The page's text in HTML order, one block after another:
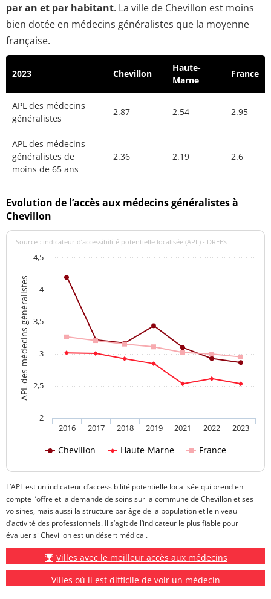
par an et par habitant. La ville de Chevillon est moins
bien dotée en médecins généralistes que la moyenne
française.
2023 Chevillon
Haute-
Marne
France
APL des médecins
généralistes
2.87 2.54 2.95
APL des médecins
généralistes de
moins de 65 ans
2.36 2.19 2.6
Evolution de l’accès aux médecins généralistes à
Chevillon
APL des médecins généralistes
Source : indicateur d’accessibilité potentielle localisée (APL) - DREES
Chevillon Haute-Marne France
2016 2017 2018 2019 2021 2022 2023
2
2,5
3
3,5
4
4,5
L’APL est un indicateur d’accessibilité potentielle localisée qui prend en
compte l’offre et la demande de soins sur la commune de Chevillon et ses
voisines, mais aussi la structure par âge de la population et le niveau
d’activité des professionnels. Il s’agit de l’indicateur le plus fiable pour
évaluer si Chevillon est un désert médical.
Villes avec le meilleur accès aux médecins
Villes où il est difficile de voir un médecin